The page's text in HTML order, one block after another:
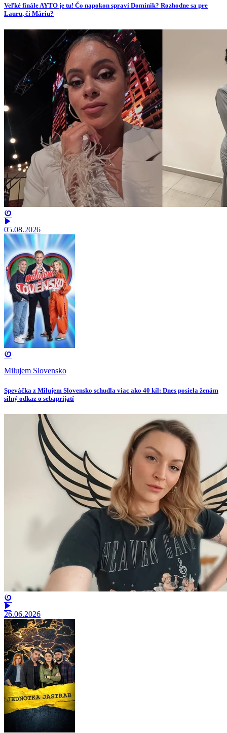
Veľké finále AYTO je tu! Čo napokon spraví Dominik? Rozhodne sa pre
Lauru, či Máriu?
05.08.2026
Milujem Slovensko
Speváčka z Milujem Slovensko schudla viac ako 40 kíl: Dnes posiela ženám
silný odkaz o sebaprijatí
26.06.2026